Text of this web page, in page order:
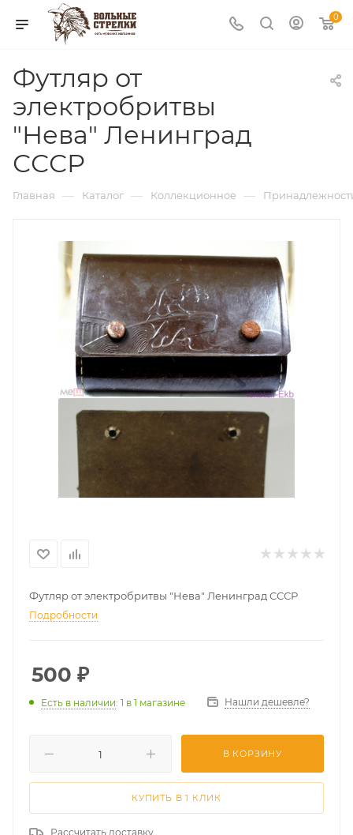
0
Футляр от
электробритвы
"Нева" Ленинград
СССР
Главная — Каталог — Коллекционное —
Футляр от электробритвы "Нева" Ленинград СССР
Подробности
500 ₽
Есть в наличии: 1 в 1 магазине Нашли дешевле?
В КОРЗИНУ
КУПИТЬ В 1 КЛИК
Рассчитать доставку